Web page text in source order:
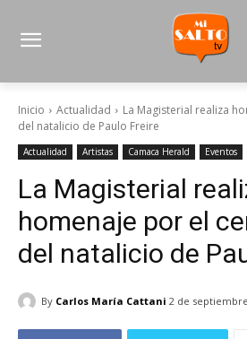
Inicio Actualidad
La Magisterial realiza
del natalicio de Paulo Freire
Actualidad Artistas Camaca Herald Eventos
La Magisterial
homenaje por el
del natalicio de
By Carlos María Cattani 2 de